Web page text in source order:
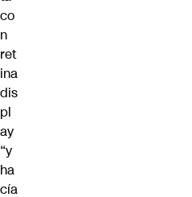
co
n
ret
ina
dis
pl
ay
“y
ha
cía